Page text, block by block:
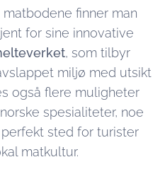
finner man
for sine innovative
, som tilbyr
miljø med utsikt
også flere muligheter
spesialiteter, noe
sted for turister
matkultur.